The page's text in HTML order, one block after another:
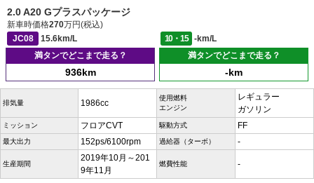
2.0 A20 Gプラスパッケージ
新車時価格270万円(税込)
JC08
15.6km/L 10・15
-km/L
満タンでどこまで走る？
936km
満タンでどこまで走る？
-km
排気量 1986cc
使用燃料
エンジン
レギュラー
ガソリン
ミッション フロアCVT 駆動方式 FF
最大出力 152ps/6100rpm 過給器（ターボ） -
生産期間
2019年10月～201
9年11月
燃費性能 -